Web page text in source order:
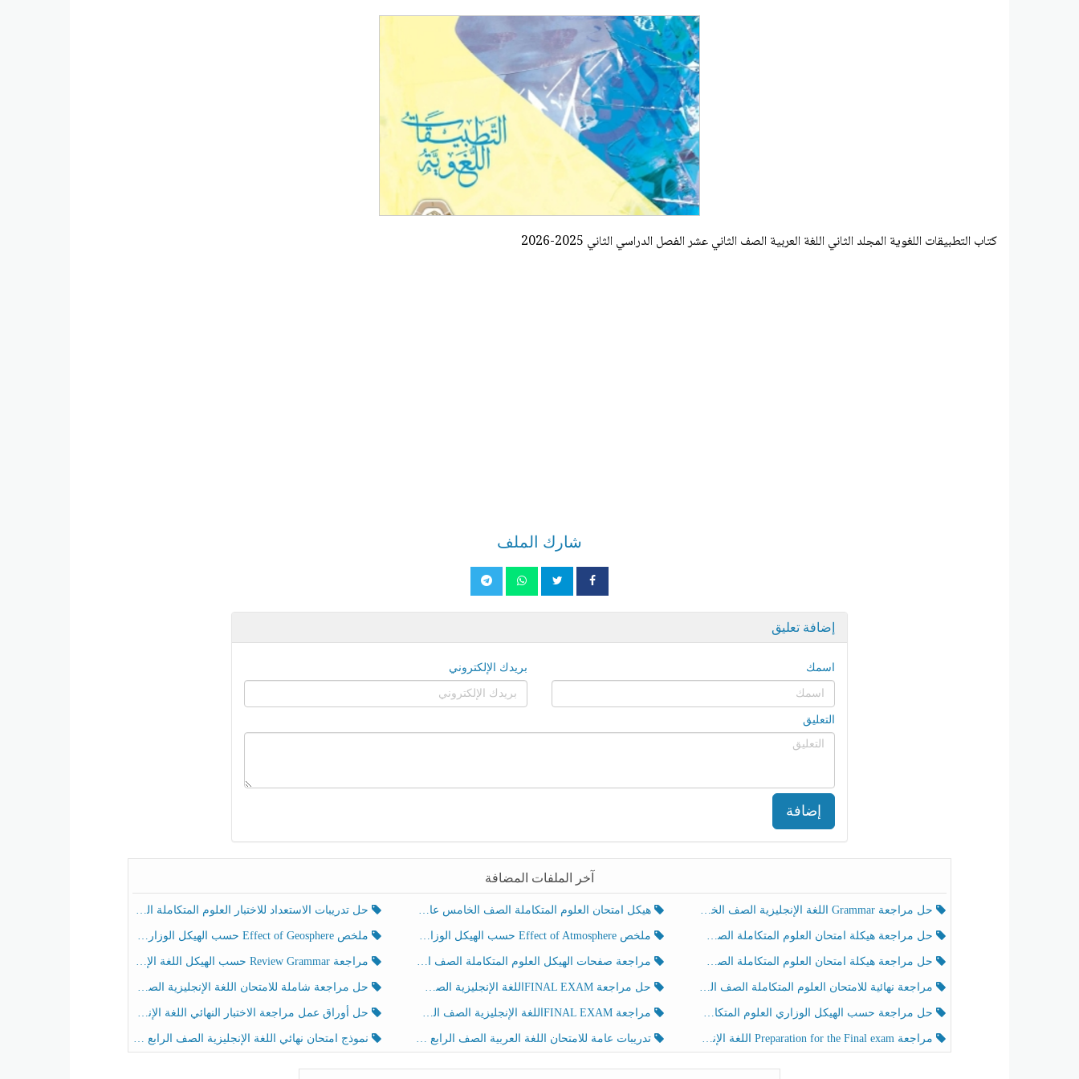
كتاب التطبيقات اللغوية المجلد الثاني اللغة العربية الصف الثاني عشر الفصل الدراسي الثاني 2025-2026
شارك الملف
إضافة تعليق
اسمك بريدك الإلكتروني
التعليق
إضافة
آخر الملفات المضافة
حل مراجعة Grammar اللغة الإنجليزية الصف الخامس الفصل الثالث هيكل امتحان العلوم المتكاملة الصف الخامس عام الفصل الدراسي الثالث 2025-2026 حل تدريبات الاستعداد للاختبار العلوم المتكاملة الصف الخامس عام الفصل الثالث
حل مراجعة هيكلة امتحان العلوم المتكاملة الصف الخامس انسبير الفصل الثالث ملخص Effect of Atmosphere حسب الهيكل الوزاري العلوم المتكاملة الصف الخامس انسبير الفصل الثالث ملخص Effect of Geosphere حسب الهيكل الوزاري العلوم المتكاملة الصف الخامس انسبير الفصل الثالث
حل مراجعة هيكلة امتحان العلوم المتكاملة الصف الخامس عام الفصل الثالث مراجعة صفحات الهيكل العلوم المتكاملة الصف الخامس انسبير الفصل الثالث مراجعة Review Grammar حسب الهيكل اللغة الإنجليزية الصف الخامس الفصل الثالث
مراجعة نهائية للامتحان العلوم المتكاملة الصف الخامس انسبير الفصل الثالث حل مراجعة FINAL EXAMاللغة الإنجليزية الصف الخامس الفصل الثالث حل مراجعة شاملة للامتحان اللغة الإنجليزية الصف الخامس الفصل الثالث
حل مراجعة حسب الهيكل الوزاري العلوم المتكاملة الصف الخامس عام الفصل الثالث مراجعة FINAL EXAMاللغة الإنجليزية الصف الخامس الفصل الثالث حل أوراق عمل مراجعة الاختبار النهائي اللغة الإنجليزية الصف الرابع الفصل الثالث
مراجعة Preparation for the Final exam اللغة الإنجليزية الصف الرابع الفصل الثالث تدريبات عامة للامتحان اللغة العربية الصف الرابع الفصل الثالث نموذج امتحان نهائي اللغة الإنجليزية الصف الرابع الفصل الثالث